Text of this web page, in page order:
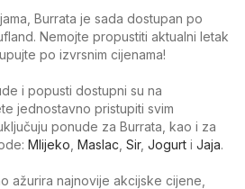
Burrata je sada dostupan po
Nemojte propustiti aktualni letak
po izvrsnim cijenama!
i popusti dostupni su na
jednostavno pristupiti svim
ponude za Burrata, kao i za
Mlijeko Maslac Sir, Jogurt i Jaja.
ažurira najnovije akcijske cijene,